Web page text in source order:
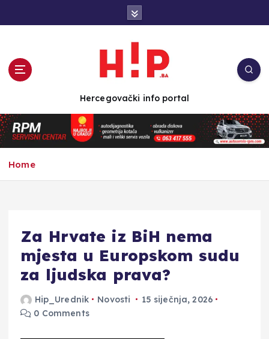
n
t
e
Hercegovački info portal
Home
Za Hrvate iz BiH nema
mjesta u Europskom sudu
za ljudska prava?
Hip_Urednik Novosti
15 siječnja, 2026
0 Comments